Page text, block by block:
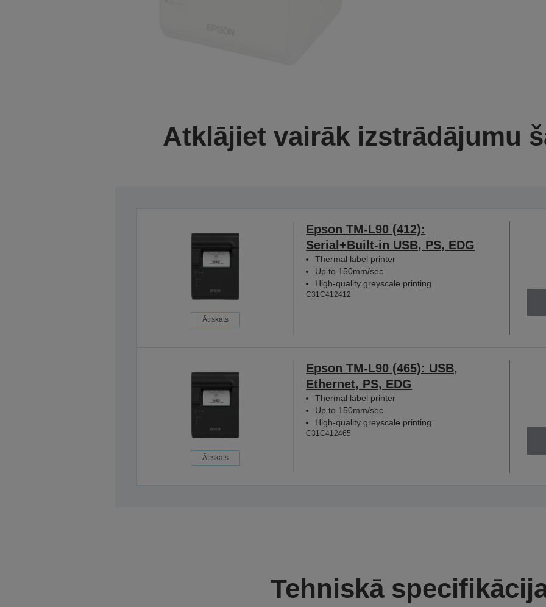
Atklājiet vairāk izstrādājumu
Ātrskats
Epson TM-L90 (412):
Serial+Built-in USB, PS, EDG
Thermal label printer
Up to 150mm/sec
High-quality greyscale printing
C31C412412
Ātrskats
Epson TM-L90 (465): USB,
Ethernet, PS, EDG
Thermal label printer
Up to 150mm/sec
High-quality greyscale printing
C31C412465
Tehniskā